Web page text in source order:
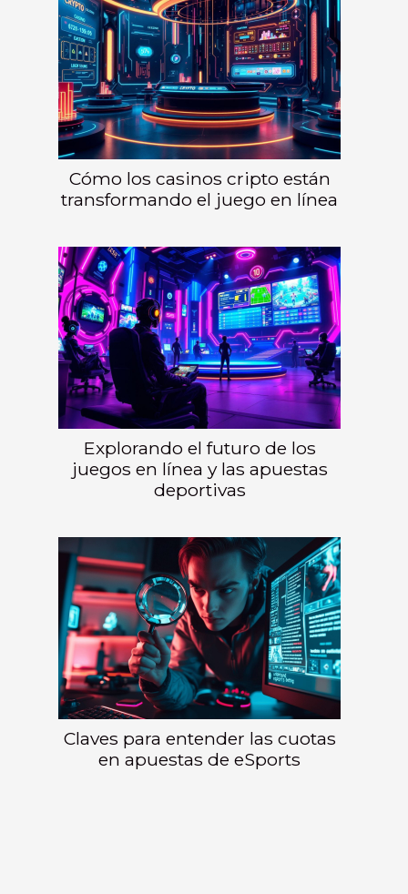
Cómo los casinos cripto están
transformando el juego en línea
Explorando el futuro de los
juegos en línea y las apuestas
deportivas
Claves para entender las cuotas
en apuestas de eSports